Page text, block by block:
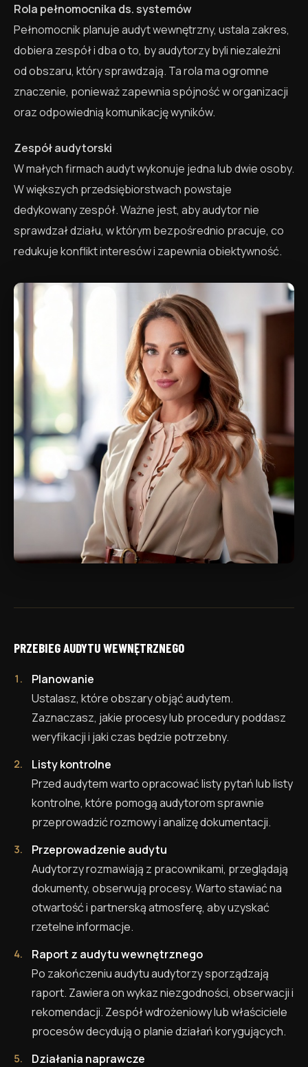
Rola pełnomocnika ds. systemów
Pełnomocnik planuje audyt wewnętrzny, ustala zakres,
dobiera zespół i dba o to, by audytorzy byli niezależni
od obszaru, który sprawdzają. Ta rola ma ogromne
znaczenie, ponieważ zapewnia spójność w organizacji
oraz odpowiednią komunikację wyników.
Zespół audytorski
W małych firmach audyt wykonuje jedna lub dwie osoby.
W większych przedsiębiorstwach powstaje
dedykowany zespół. Ważne jest, aby audytor nie
sprawdzał działu, w którym bezpośrednio pracuje, co
redukuje konflikt interesów i zapewnia obiektywność.
PRZEBIEG AUDYTU WEWNĘTRZNEGO
Planowanie
Ustalasz, które obszary objąć audytem.
Zaznaczasz, jakie procesy lub procedury poddasz
weryfikacji i jaki czas będzie potrzebny.
Listy kontrolne
Przed audytem warto opracować listy pytań lub listy
kontrolne, które pomogą audytorom sprawnie
przeprowadzić rozmowy i analizę dokumentacji.
Przeprowadzenie audytu
Audytorzy rozmawiają z pracownikami, przeglądają
dokumenty, obserwują procesy. Warto stawiać na
otwartość i partnerską atmosferę, aby uzyskać
rzetelne informacje.
Raport z audytu wewnętrznego
Po zakończeniu audytu audytorzy sporządzają
raport. Zawiera on wykaz niezgodności, obserwacji i
rekomendacji. Zespół wdrożeniowy lub właściciele
procesów decydują o planie działań korygujących.
Działania naprawcze